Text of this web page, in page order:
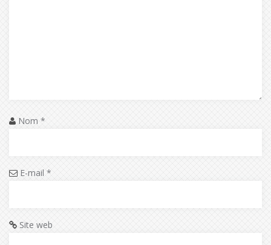
Nom *
E-mail *
Site web